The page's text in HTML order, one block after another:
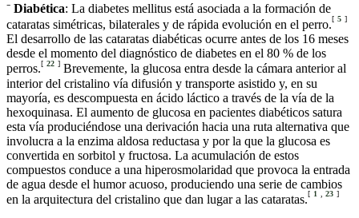
⁻ Diabética: La diabetes mellitus está asociada a la formación de
cataratas simétricas, bilaterales y de rápida evolución en el perro.[ 5 ]
El desarrollo de las cataratas diabéticas ocurre antes de los 16 meses
desde el momento del diagnóstico de diabetes en el 80 % de los
perros.[ 22 ] Brevemente, la glucosa entra desde la cámara anterior al
interior del cristalino vía difusión y transporte asistido y, en su
mayoría, es descompuesta en ácido láctico a través de la vía de la
hexoquinasa. El aumento de glucosa en pacientes diabéticos satura
esta vía produciéndose una derivación hacia una ruta alternativa que
involucra a la enzima aldosa reductasa y por la que la glucosa es
convertida en sorbitol y fructosa. La acumulación de estos
compuestos conduce a una hiperosmolaridad que provoca la entrada
de agua desde el humor acuoso, produciendo una serie de cambios
en la arquitectura del cristalino que dan lugar a las cataratas.[ 1 23 ]